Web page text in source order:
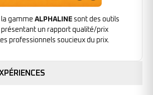
la gamme ALPHALINE sont des outils
un rapport qualité/prix
professionnels soucieux du prix.